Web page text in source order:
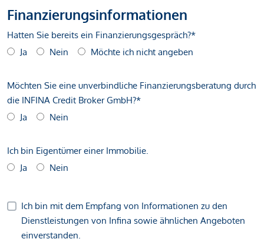
Finanzierungsinformationen
Hatten Sie bereits ein Finanzierungsgespräch?*
Ja
Nein Möchte ich nicht angeben
Möchten Sie eine unverbindliche Finanzierungsberatung durch
die INFINA Credit Broker GmbH?*
Ja
Nein
Ich bin Eigentümer einer Immobilie.
Ja
Nein
Ich bin mit dem Empfang von Informationen zu den
Dienstleistungen von Infina sowie ähnlichen Angeboten
einverstanden.